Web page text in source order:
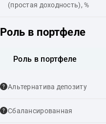
(простая доходность), %
Роль в портфеле
Роль в портфеле
Альтернатива депозиту
Сбалансированная